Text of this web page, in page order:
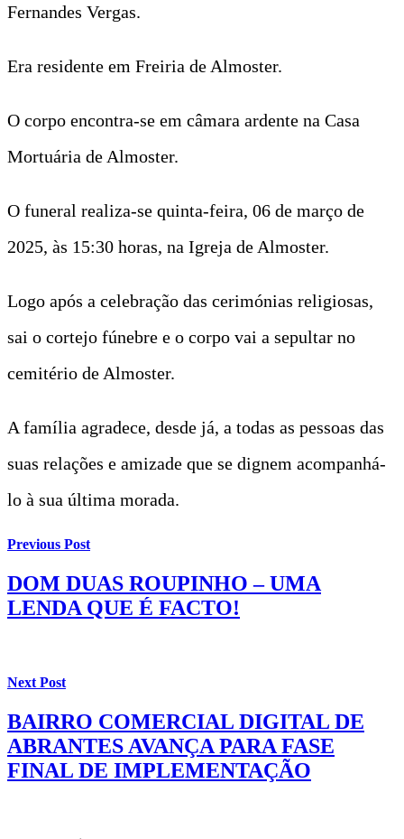
Fernandes Vergas.
Era residente em Freiria de Almoster.
O corpo encontra-se em câmara ardente na Casa
Mortuária de Almoster.
O funeral realiza-se quinta-feira, 06 de março de
2025, às 15:30 horas, na Igreja de Almoster.
Logo após a celebração das cerimónias religiosas,
sai o cortejo fúnebre e o corpo vai a sepultar no
cemitério de Almoster.
A família agradece, desde já, a todas as pessoas das
suas relações e amizade que se dignem acompanhá-
lo à sua última morada.
Previous Post
DOM DUAS ROUPINHO – UMA
LENDA QUE É FACTO!
Next Post
BAIRRO COMERCIAL DIGITAL DE
ABRANTES AVANÇA PARA FASE
FINAL DE IMPLEMENTAÇÃO